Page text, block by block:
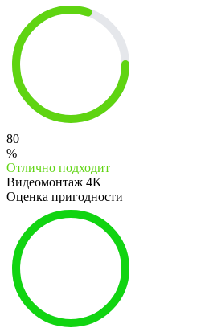
80
%
Отлично подходит
Видеомонтаж 4K
Оценка пригодности